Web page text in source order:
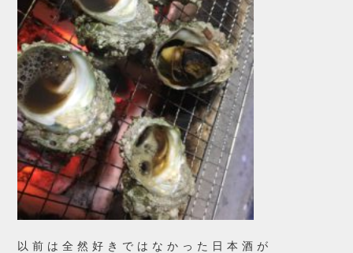
以前は全然好きではなかった日本酒が